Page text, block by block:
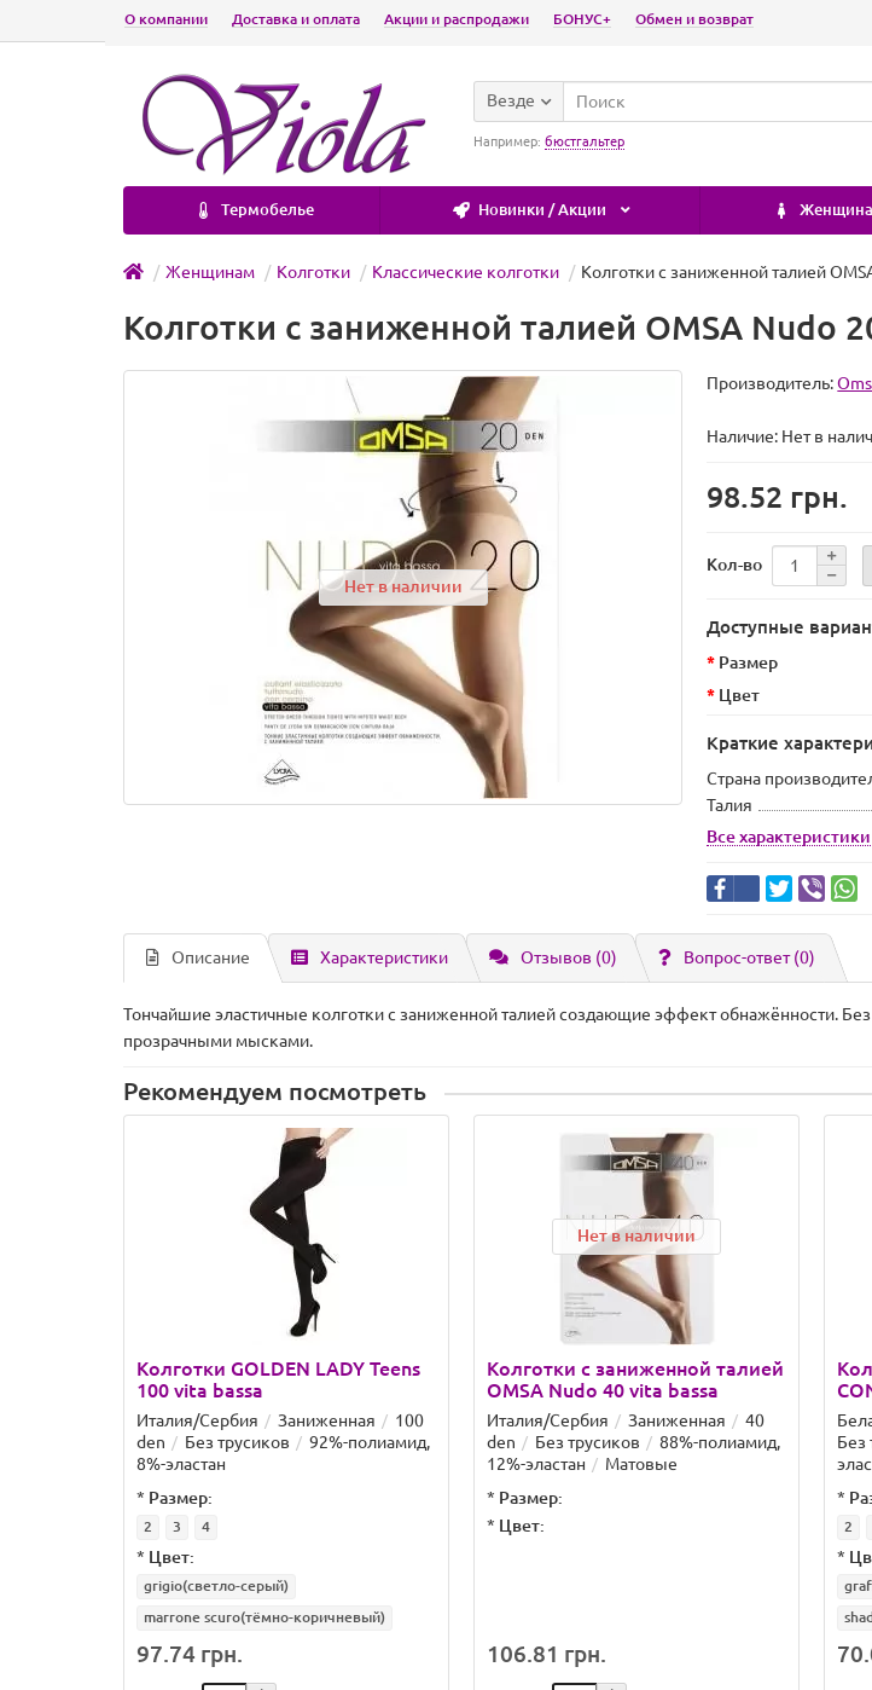
О компании Доставка и оплата Акции и распродажи БОНУС+ Обмен и возврат
Везде
Например: бюстгальтер
Термобелье Новинки / Акции
Женщинам Колготки Классические колготки Колготки с заниженной талией
Колготки с заниженной талией OMSA Nudo
Нет в наличии
Производитель:
Наличие: Нет в
98.52 грн.
Кол-во
Доступные
Размер
Цвет
Краткие
Страна
Талия
Все характеристики
Описание Характеристики Отзывов (0) Вопрос-ответ(0)
Тончайшие эластичные колготки с заниженной талией создающие эффект обнажённости.
прозрачными мысками.
Рекомендуем посмотреть
Колготки GOLDEN LADY Teens
100 vita bassa
Италия/Сербия Заниженная
100
den
Без трусиков
92%-полиамид,
8%-эластан
* Размер:
2 3 4
* Цвет:
grigio(светло-серый)
marrone scuro(тёмно-коричневый)
97.74 грн.
Нет в наличии
Колготки с заниженной талией
OMSA Nudo 40 vita bassa
Италия/Сербия Заниженная
40
den
Без трусиков
88%-полиамид,
12%-эластан
Матовые
* Размер:
* Цвет:
106.81 грн.
Без
*
2
*